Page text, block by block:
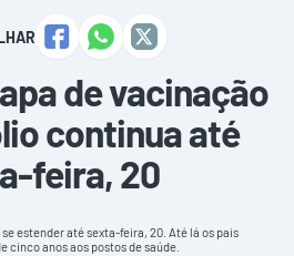
de vacinação
continua até
feira, 20
estender até sexta-feira, 20. Até lá os pais
cinco anos aos postos de saúde.